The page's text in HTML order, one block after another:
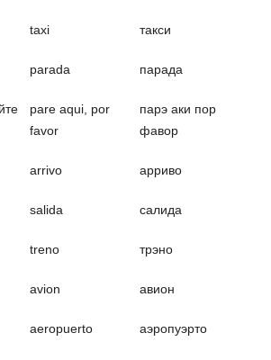
taxi такси
parada парада
pare aqui, por
favor
парэ аки пор
фавор
arrivo арриво
salida салида
treno трэно
avion авион
aeropuerto аэропуэрто